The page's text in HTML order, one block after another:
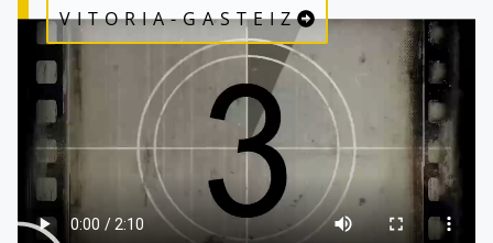
VITORIA-GASTEIZ